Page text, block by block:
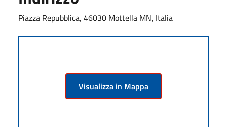
Piazza Repubblica, 46030 Mottella MN, Italia
Visualizza in Mappa